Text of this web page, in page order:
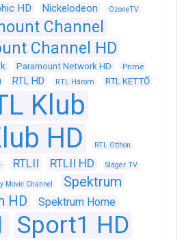
HD
Nickelodeon OzoneTV
Channel
Channel HD
Paramount Network HD Prime
RTL HD RTL Három RTL KETTŐ
Klub
HD
RTL Otthon
RTLII RTLII HD Sláger TV
Movie Channel
Spektrum
HD
Spektrum Home
Sport1 HD